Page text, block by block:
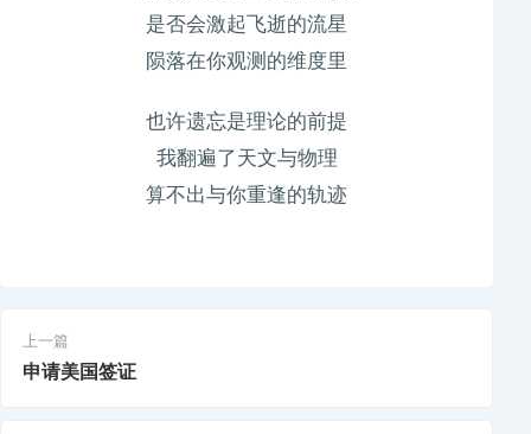
是否会激起飞逝的流星
陨落在你观测的维度里
也许遗忘是理论的前提
我翻遍了天文与物理
算不出与你重逢的轨迹
上一篇
申请美国签证